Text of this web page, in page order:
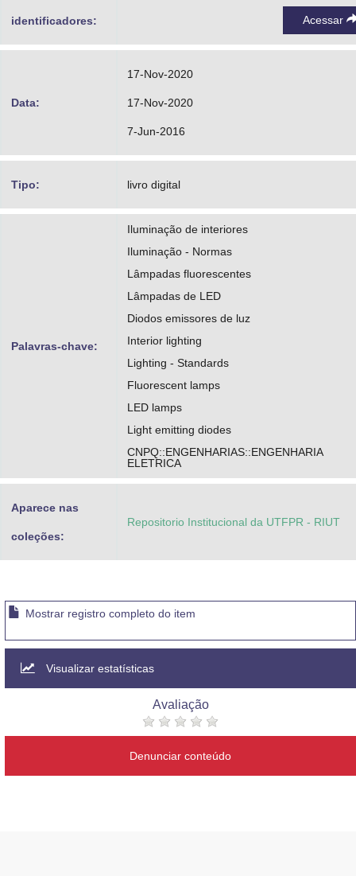
identificadores: Acessar
Data:
17-Nov-2020
17-Nov-2020
7-Jun-2016
Tipo: livro digital
Palavras-chave:
Iluminação de interiores
Iluminação - Normas
Lâmpadas fluorescentes
Lâmpadas de LED
Diodos emissores de luz
Interior lighting
Lighting - Standards
Fluorescent lamps
LED lamps
Light emitting diodes
CNPQ::ENGENHARIAS::ENGENHARIA
ELETRICA
Aparece nas
coleções:
Repositorio Institucional da UTFPR - RIUT
Mostrar registro completo do item
Visualizar estatísticas
Avaliação
Denunciar conteúdo